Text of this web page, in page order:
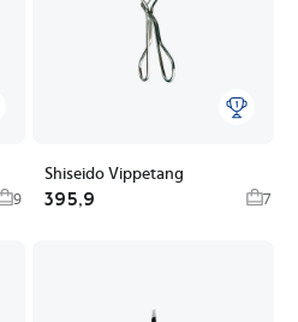
9
Shiseido Vippetang
395,9 7